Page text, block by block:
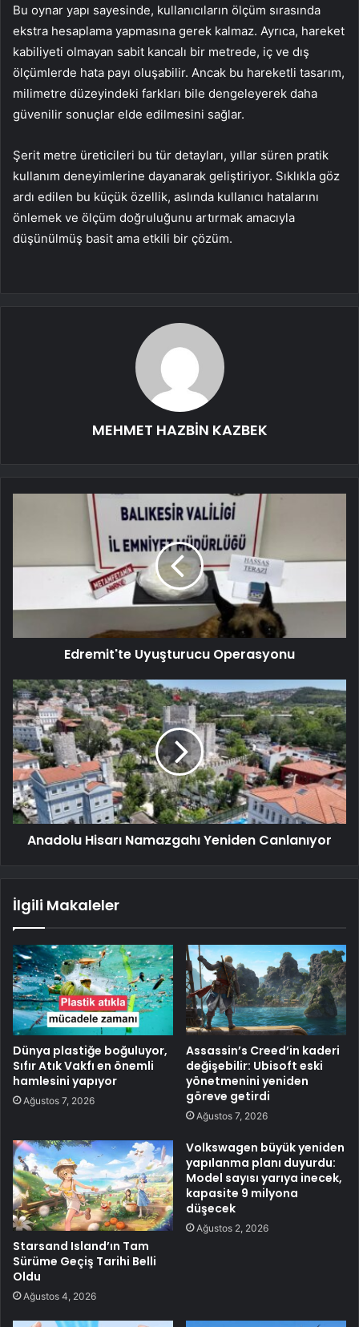
Bu oynar yapı sayesinde, kullanıcıların ölçüm sırasında
ekstra hesaplama yapmasına gerek kalmaz. Ayrıca, hareket
kabiliyeti olmayan sabit kancalı bir metrede, iç ve dış
ölçümlerde hata payı oluşabilir. Ancak bu hareketli tasarım,
milimetre düzeyindeki farkları bile dengeleyerek daha
güvenilir sonuçlar elde edilmesini sağlar.
Şerit metre üreticileri bu tür detayları, yıllar süren pratik
kullanım deneyimlerine dayanarak geliştiriyor. Sıklıkla göz
ardı edilen bu küçük özellik, aslında kullanıcı hatalarını
önlemek ve ölçüm doğruluğunu artırmak amacıyla
düşünülmüş basit ama etkili bir çözüm.
MEHMET HAZBİN KAZBEK
Edremit'te Uyuşturucu Operasyonu
Anadolu Hisarı Namazgahı Yeniden Canlanıyor
İlgili Makaleler
Dünya plastiğe boğuluyor,
Sıfır Atık Vakfı en önemli
hamlesini yapıyor
Ağustos 7, 2026
Assassin’s Creed’in kaderi
değişebilir: Ubisoft eski
yönetmenini yeniden
göreve getirdi
Ağustos 7, 2026
Starsand Island’ın Tam
Sürüme Geçiş Tarihi Belli
Oldu
Ağustos 4, 2026
Volkswagen büyük yeniden
yapılanma planı duyurdu:
Model sayısı yarıya inecek,
kapasite 9 milyona
düşecek
Ağustos 2, 2026